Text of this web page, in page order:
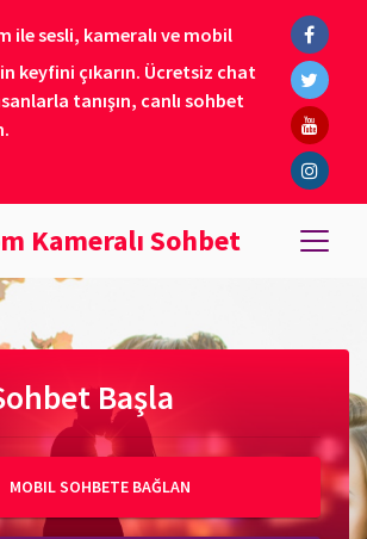
ile sesli, kameralı ve mobil
keyfini çıkarın. Ücretsiz chat
tanışın, canlı sohbet
Kameralı Sohbet
Başla
MOBIL SOHBETE BAĞLAN